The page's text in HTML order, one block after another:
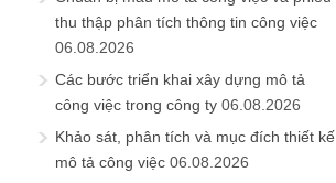
thu thập phân tích thông tin công việc
06.08.2026
Các bước triển khai xây dựng mô tả
công việc trong công ty 06.08.2026
Khảo sát, phân tích và mục đích thiết kế
mô tả công việc 06.08.2026